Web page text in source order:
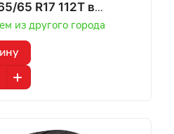
65 R17 112T в
из другого города